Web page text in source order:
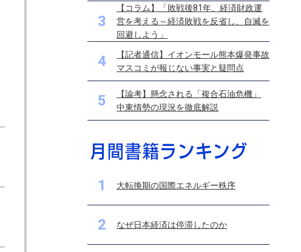
3
【コラム】「敗戦後81年、経済財政運
営を考える～経済敗戦を反省し、自滅を
回避しよう」
4
【記者通信】イオンモール熊本爆発事故
マスコミが報じない事実と疑問点
5
【論考】懸念される「複合石油危機」
中東情勢の現況を徹底解説
1 大転換期の国際エネルギー秩序
2 なぜ日本経済は停滞したのか